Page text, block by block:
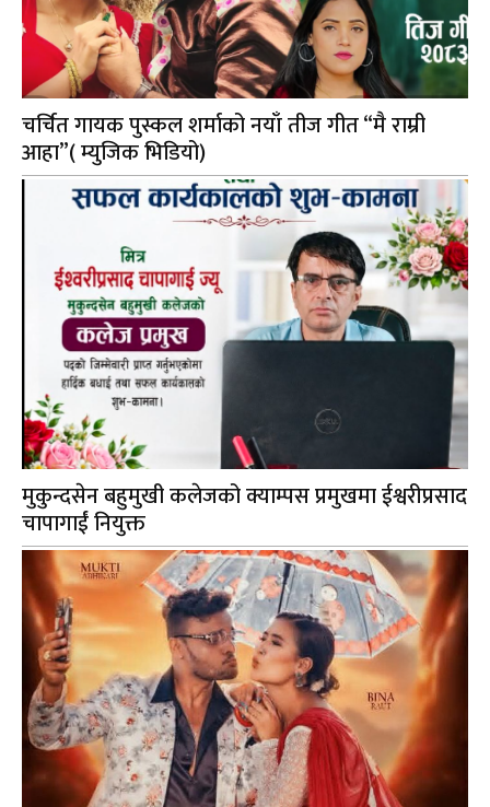
चर्चित गायक पुस्कल शर्माको नयाँ तीज गीत “मै राम्री
आहा”( म्युजिक भिडियो)
मुकुन्दसेन बहुमुखी कलेजको क्याम्पस प्रमुखमा ईश्वरीप्रसाद
चापागाईं नियुक्त